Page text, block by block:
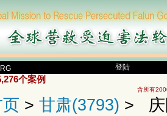
登陆
个案例
含所有
> 甘肃(3793) > 庆